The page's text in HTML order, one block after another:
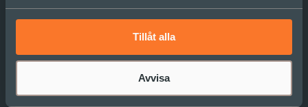
Tillåt alla
Avvisa
nyhetsbrev
Insight. Det vill du inte vara utan!